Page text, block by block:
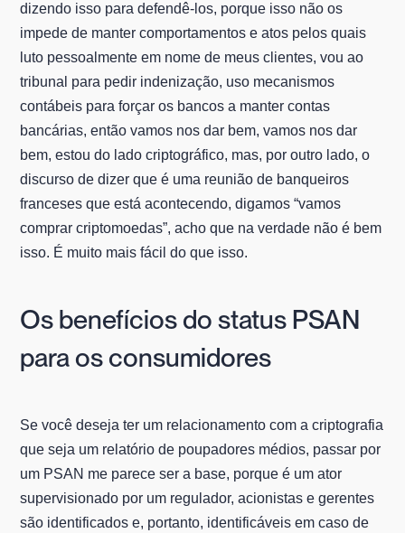
dizendo isso para defendê-los, porque isso não os
impede de manter comportamentos e atos pelos quais
luto pessoalmente em nome de meus clientes, vou ao
tribunal para pedir indenização, uso mecanismos
contábeis para forçar os bancos a manter contas
bancárias, então vamos nos dar bem, vamos nos dar
bem, estou do lado criptográfico, mas, por outro lado, o
discurso de dizer que é uma reunião de banqueiros
franceses que está acontecendo, digamos “vamos
comprar criptomoedas”, acho que na verdade não é bem
isso. É muito mais fácil do que isso.
Os benefícios do status PSAN
para os consumidores
Se você deseja ter um relacionamento com a criptografia
que seja um relatório de poupadores médios, passar por
um PSAN me parece ser a base, porque é um ator
supervisionado por um regulador, acionistas e gerentes
são identificados e, portanto, identificáveis em caso de